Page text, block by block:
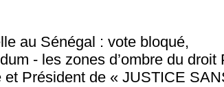
au Sénégal : vote bloqué,
- les zones d’ombre du droit
Président de « JUSTICE